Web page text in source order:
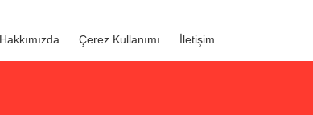
Hakkımızda Çerez Kullanımı İletişim